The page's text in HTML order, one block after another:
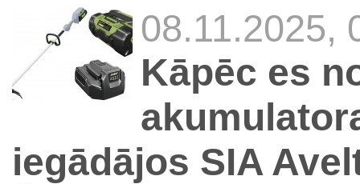
08.11.2025,
Kāpēc es
iegādājos SIA